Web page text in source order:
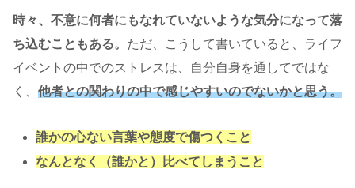
時々、不意に何者にもなれていないような気分になって落
ち込むこともある。 ただ、こうして書いていると、ライフ
イベントの中でのストレスは、自分自身を通してではな
く、 他者との関わりの中で感じやすいのでないかと思う。
誰かの心ない言葉や態度で傷つくこと
なんとなく
（誰かと ） 比べてしまうこと